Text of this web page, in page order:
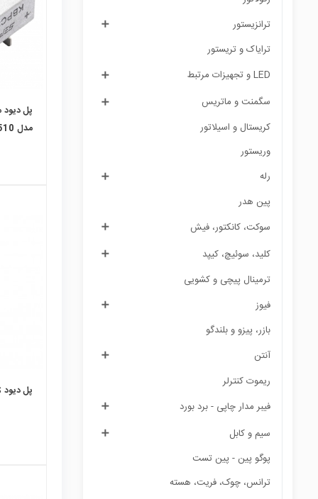
ترانزیستور
ترایاک و تریستور
LED و تجهیزات مرتبط
سگمنت و ماتریس
کریستال و اسیلاتور
وریستور
رله
پین هدر
سوكت، کانکتور، فیش
کلید، سوئیچ، کیپد
ترمینال پیچی و کشویی
فیوز
بازر، پیزو و بلندگو
آنتن
ریموت کنترلر
فیبر مدار چاپی - برد بورد
سیم و کابل
پوگو پین - پین تست
ترانس، چوک، فریت، هسته
مدل KBPC3510
پل دیود MB10S